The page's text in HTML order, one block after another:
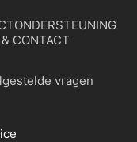
& CONTACT
vragen